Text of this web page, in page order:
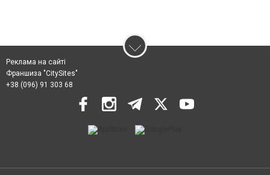
Реклама на сайті
Франшиза "CitySites"
+38 (096) 91 303 68